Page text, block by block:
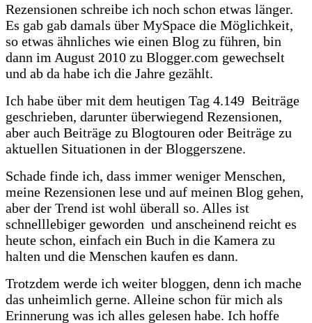
Rezensionen schreibe ich noch schon etwas länger.
Es gab gab damals über MySpace die Möglichkeit,
so etwas ähnliches wie einen Blog zu führen, bin
dann im August 2010 zu Blogger.com gewechselt
und ab da habe ich die Jahre gezählt.
Ich habe über mit dem heutigen Tag 4.149 Beiträge
geschrieben, darunter überwiegend Rezensionen,
aber auch Beiträge zu Blogtouren oder Beiträge zu
aktuellen Situationen in der Bloggerszene.
Schade finde ich, dass immer weniger Menschen,
meine Rezensionen lese und auf meinen Blog gehen,
aber der Trend ist wohl überall so. Alles ist
schnelllebiger geworden und anscheinend reicht es
heute schon, einfach ein Buch in die Kamera zu
halten und die Menschen kaufen es dann.
Trotzdem werde ich weiter bloggen, denn ich mache
das unheimlich gerne. Alleine schon für mich als
Erinnerung was ich alles gelesen habe. Ich hoffe